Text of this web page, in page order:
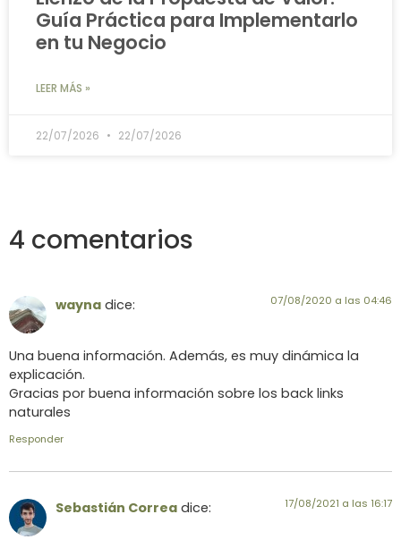
Guía Práctica para Implementarlo
en tu Negocio
LEER MÁS »
22/07/2026 22/07/2026
4 comentarios
wayna dice: 07/08/2020 a las 04:46
Una buena información. Además, es muy dinámica la
explicación.
Gracias por buena información sobre los back links
naturales
Responder
Sebastián Correa dice: 17/08/2021 a las 16:17